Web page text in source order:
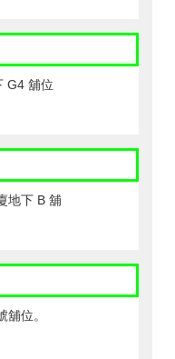
G4 舖位
地下 B 舖
位。